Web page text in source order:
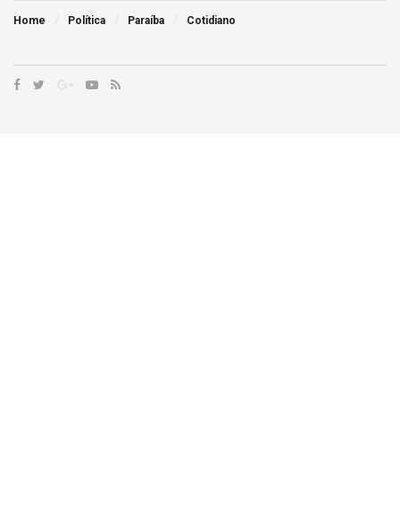
Home Política Paraíba Cotidiano